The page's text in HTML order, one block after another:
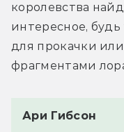
королевства
интересное, будь
для прокачки
фрагментами
Ари Гибсон